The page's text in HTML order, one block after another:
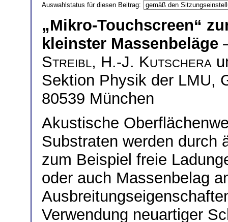
Auswahlstatus für diesen Beitrag:
„Mikro-Touchscreen“
kleinster Massenbeläge
Streibl, H.-J. Kutschera
Sektion Physik der LMU,
80539 München
Akustische
Substraten werden durch
zum Beispiel freie
oder auch Massenbelag
Verwendung neuartiger